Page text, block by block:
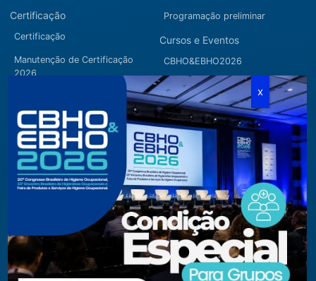
Certificação
Certificação
Manutenção de Certificação
2026
Programação preliminar
Cursos e Eventos
CBHO&EBHO2026
Cursos Modulares
Eventos Apoiados
Eventos Regionais
Loja
Fone/Fax: